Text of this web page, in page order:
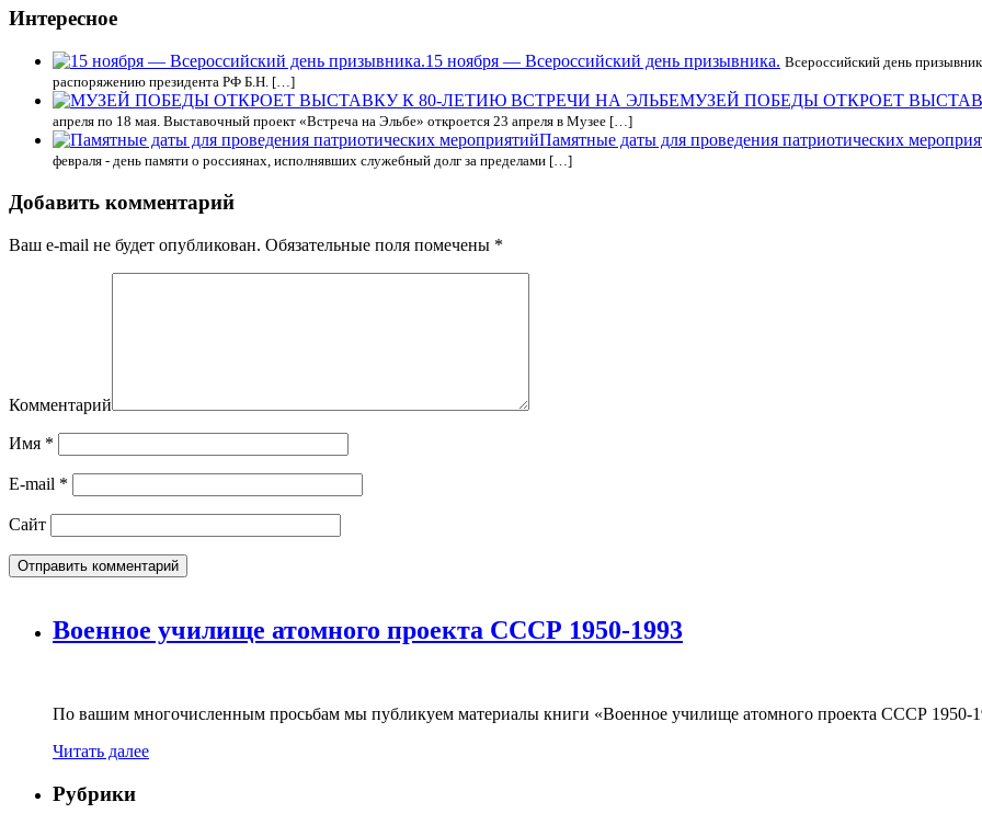
Интересное
15 ноября — Всероссийский день призывника. Всероссийский день
распоряжению президента РФ Б.Н. […]
МУЗЕЙ ПОБЕДЫ ОТКРОЕТ
апреля по 18 мая. Выставочный проект «Встреча на Эльбе» откроется 23 апреля в Музее […]
Памятные даты для проведения патриотических
февраля - день памяти о россиянах, исполнявших служебный долг за пределами […]
Добавить комментарий
Ваш e-mail не будет опубликован. Обязательные поля помечены *
Комментарий
Имя *
E-mail *
Сайт
Военное училище атомного проекта СССР 1950-1993
По вашим многочисленным просьбам мы публикуем материалы книги «Военное училище атомного проекта СССР 1950-
Читать далее
Рубрики